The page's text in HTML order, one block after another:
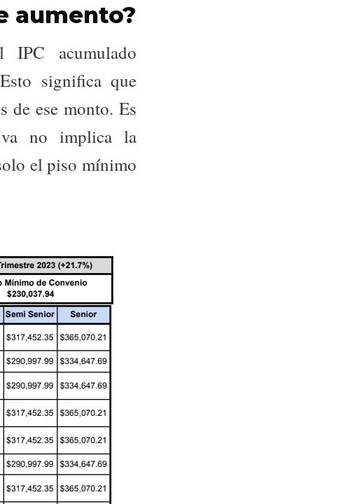
aumento?
acumulado
significa que
de ese monto. Es
no implica la
el piso mínimo